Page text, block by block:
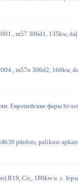
m57 306d1, 135kw,
m57n 306d2, 160kw,
Европейские фары bi-
pārdots, palikusi
R19, Cic, 180kw u. c.